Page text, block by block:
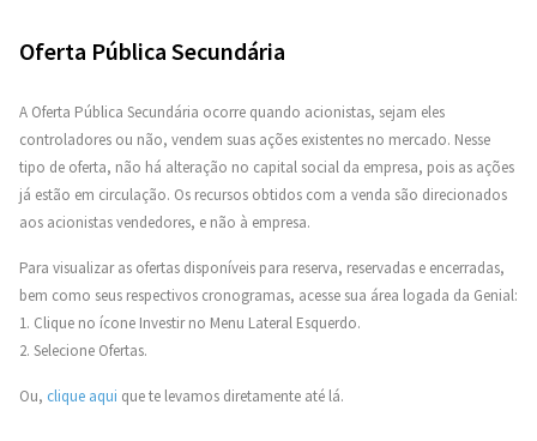
Oferta Pública Secundária
A Oferta Pública Secundária ocorre quando acionistas, sejam eles
controladores ou não, vendem suas ações existentes no mercado. Nesse
tipo de oferta, não há alteração no capital social da empresa, pois as ações
já estão em circulação. Os recursos obtidos com a venda são direcionados
aos acionistas vendedores, e não à empresa.
Para visualizar as ofertas disponíveis para reserva, reservadas e encerradas,
bem como seus respectivos cronogramas, acesse sua área logada da Genial:
1. Clique no ícone Investir no Menu Lateral Esquerdo.
2. Selecione Ofertas.
Ou, clique aqui que te levamos diretamente até lá.